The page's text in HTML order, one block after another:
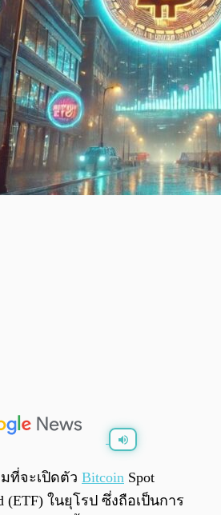
มที่จะเปิดตัว Bitcoin Spot
(ETF) ในยุโรป ซึ่งถือเป็นการ